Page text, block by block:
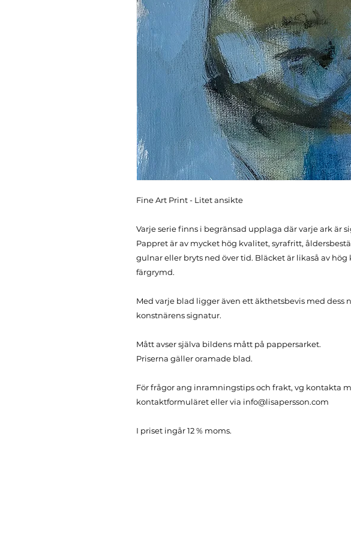
Fine Art Print - Litet ansikte
Varje serie finns i begränsad upplaga där varje ark är
Pappret är av mycket hög kvalitet, syrafritt,
gulnar eller bryts ned över tid. Bläcket är likaså av
färgrymd.
Med varje blad ligger även ett äkthetsbevis med dess
konstnärens signatur.
Mått avser själva bildens mått på pappersarket.
Priserna gäller oramade blad.
För frågor ang inramningstips och frakt, vg kontakta
kontaktformuläret eller via info@lisapersson.com
I priset ingår 12 % moms.